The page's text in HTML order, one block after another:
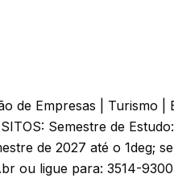
de Empresas | Turismo |
Semestre de
de 2027 até o 1deg;
ou ligue para: 3514-